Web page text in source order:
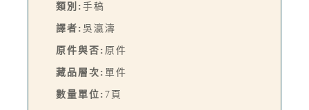
類別: 手稿
譯者: 吳瀛濤
原件與否: 原件
藏品層次: 單件
數量單位: 7頁